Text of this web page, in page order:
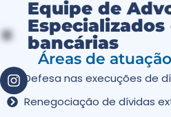
Equipe de
bancárias
Áreas de atuação
Defesa nas execuções de
Renegociação de dívidas